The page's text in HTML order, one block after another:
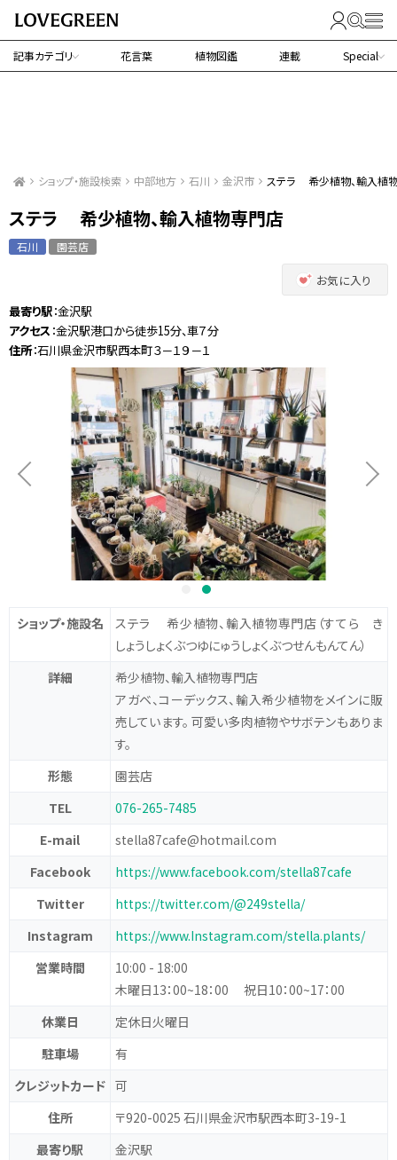
記事カテゴリ 花言葉 植物図鑑 連載 Special
ショップ・施設検索 中部地方 石川 金沢市 ステラ 希少植物、輸入植
ステラ 希少植物、輸入植物専門店
石川 園芸店
お気に入り
最寄り駅：金沢駅
アクセス ：金沢駅港口から徒歩15分、車７分
住所：石川県金沢市駅西本町３－１９－１
ショップ・施設名 ステラ 希少植物、輸入植物専門店 （すてら き
しょうしょくぶつゆにゅうしょくぶつせんもんてん）
詳細
希少植物、輸入植物専門店
アガベ、コーデックス、輸入希少植物をメインに販
売しています。 可愛い多肉植物やサボテンもありま
す。
形態
園芸店
TEL
076-265-7485
E-mail
stella87cafe@hotmail.com
Facebook
https://www.facebook.com/stella87cafe
Twitter
https://twitter.com/@249stella/
Instagram
https://www.Instagram.com/stella.plants/
営業時間
10:00 - 18:00
木曜日13：00~18：00
祝日10：00~17：00
休業日
定休日火曜日
駐車場
有
クレジットカード 可
住所
〒920-0025 石川県金沢市駅西本町3-19-1
最寄り駅
金沢駅